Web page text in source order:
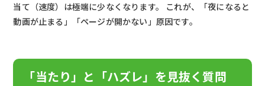
当て（速度）は極端に少なくなります。 これが、「夜になると
動画が止まる」「ページが開かない」原因です。
「当たり」と「ハズレ」を見抜く質問